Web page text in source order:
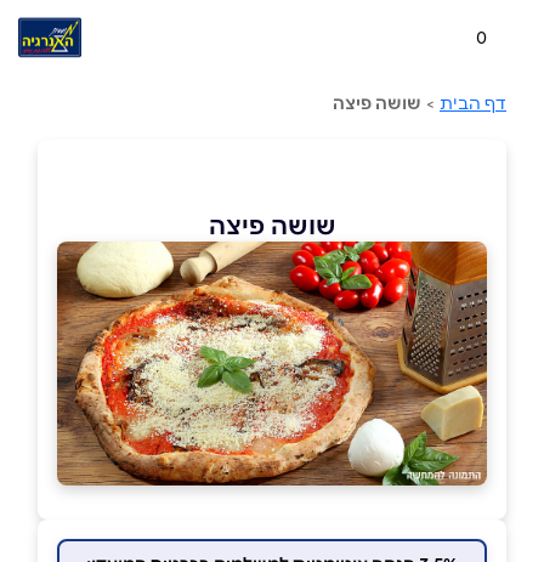
0
דף הבית > שושה פיצה
שושה פיצה